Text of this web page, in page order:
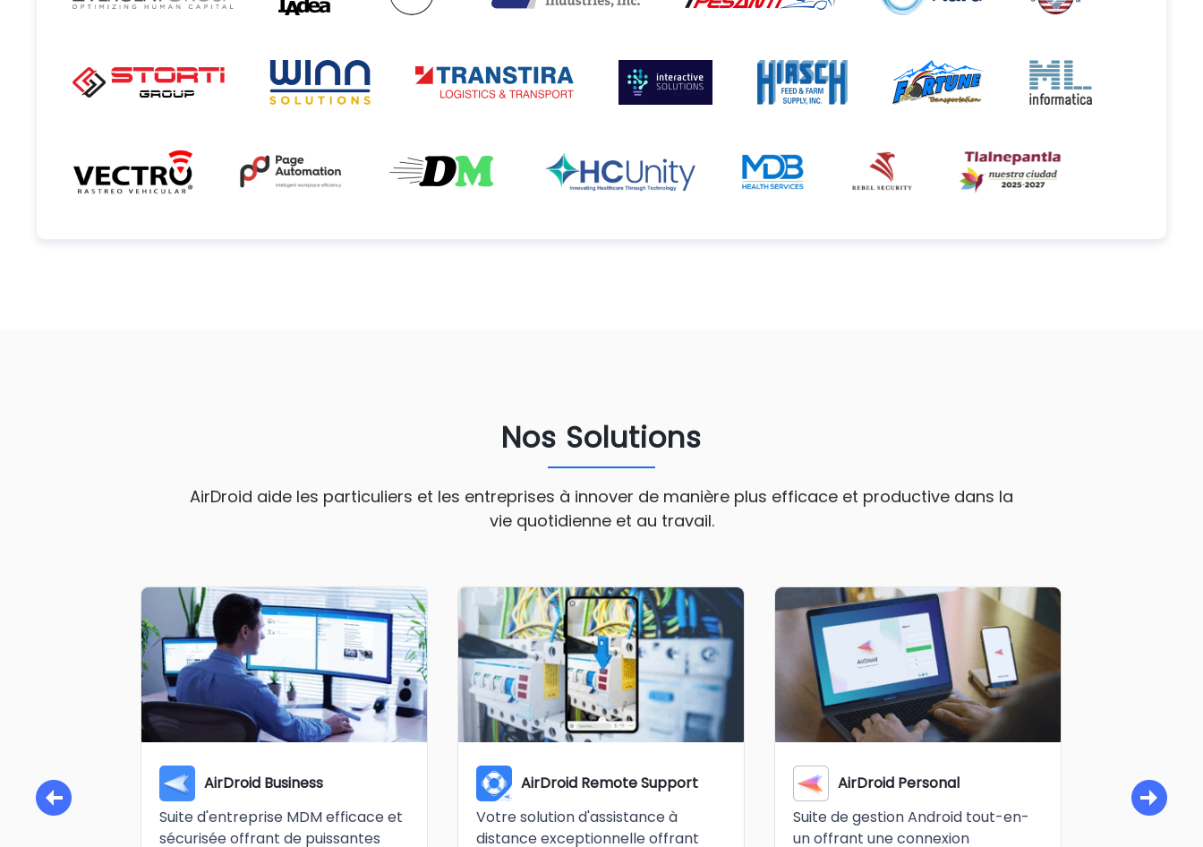
Nos Solutions
AirDroid aide les particuliers et les entreprises à innover de manière plus efficace et productive dans la
vie quotidienne et au travail.
AirDroid Business
Suite d'entreprise MDM efficace et
sécurisée offrant de puissantes
AirDroid Remote Support
Votre solution d'assistance à
distance exceptionnelle offrant
AirDroid Personal
Suite de gestion Android tout-en-
un offrant une connexion
Le meilleur